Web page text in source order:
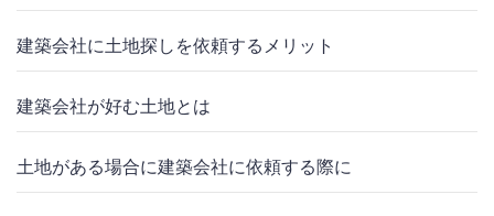
建築会社に土地探しを依頼するメリット
建築会社が好む土地とは
土地がある場合に建築会社に依頼する際に